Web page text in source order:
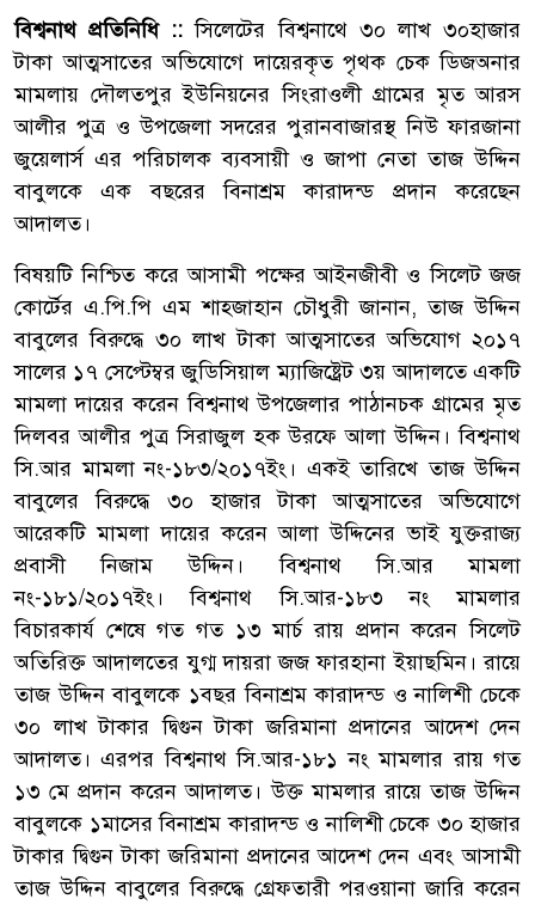
বিশ্বনাথ প্রতিনিধি :: সিলেটের বিশ্বনাথে ৩০ লাখ ৩০হাজার
টাকা আত্মসাতের অভিযোগে দায়েরকৃত পৃথক চেক ডিজঅনার
মামলায় দৌলতপুর ইউনিয়নের সিংরাওলী গ্রামের মৃত আরস
আলীর পুত্র ও উপজেলা সদরের পুরানবাজারস্থ নিউ ফারজানা
জুয়েলার্স এর পরিচালক ব্যবসায়ী ও জাপা নেতা তাজ উদ্দিন
বাবুলকে এক বছরের বিনাশ্রম কারাদন্ড প্রদান করেছেন
আদালত।
বিষয়টি নিশ্চিত করে আসামী পক্ষের আইনজীবী ও সিলেট জজ
কোর্টের এ.পি.পি এম শাহ্জাহান চৌধুরী জানান, তাজ উদ্দিন
বাবুলের বিরুদ্ধে ৩০ লাখ টাকা আত্মসাতের অভিযোগ ২০১৭
সালের ১৭ সেপ্টেম্বর জুডিসিয়াল ম্যাজিষ্ট্রেট ৩য় আদালতে একটি
মামলা দায়ের করেন বিশ্বনাথ উপজেলার পাঠানচক গ্রামের মৃত
দিলবর আলীর পুত্র সিরাজুল হক উরফে আলা উদ্দিন। বিশ্বনাথ
সি.আর মামলা নং-১৮৩/২০১৭ইং। একই তারিখে তাজ উদ্দিন
বাবুলের বিরুদ্ধে ৩০ হাজার টাকা আত্মসাতের অভিযোগে
আরেকটি মামলা দায়ের করেন আলা উদ্দিনের ভাই যুক্তরাজ্য
প্রবাসী নিজাম উদ্দিন। বিশ্বনাথ সি.আর মামলা
নং-১৮১/২০১৭ইং। বিশ্বনাথ সি.আর-১৮৩ নং মামলার
বিচারকার্য শেষে গত গত ১৩ মার্চ রায় প্রদান করেন সিলেট
অতিরিক্ত আদালতের যুগ্ম দায়রা জজ ফারহানা ইয়াছমিন। রায়ে
তাজ উদ্দিন বাবুলকে ১বছর বিনাশ্রম কারাদন্ড ও নালিশী চেকে
৩০ লাখ টাকার দ্বিগুন টাকা জরিমানা প্রদানের আদেশ দেন
আদালত। এরপর বিশ্বনাথ সি.আর-১৮১ নং মামলার রায় গত
১৩ মে প্রদান করেন আদালত। উক্ত মামলার রায়ে তাজ উদ্দিন
বাবুলকে ১মাসের বিনাশ্রম কারাদন্ড ও নালিশী চেকে ৩০ হাজার
টাকার দ্বিগুন টাকা জরিমানা প্রদানের আদেশ দেন এবং আসামী
তাজ উদ্দিন বাবুলের বিরুদ্ধে গ্রেফতারী পরওয়ানা জারি করেন